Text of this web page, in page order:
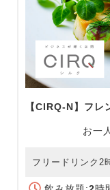
【CIRQ-N】フ
お一
フリードリンク2